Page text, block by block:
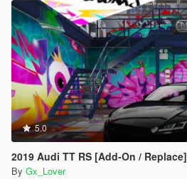
5.0
2019 Audi TT RS [Add-On / Replace]
By Gx_Lover